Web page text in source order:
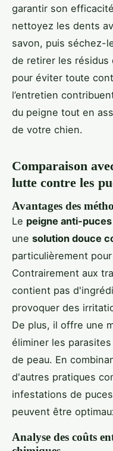
garantir son
nettoyez les dents
savon, puis séchez-
de retirer les résidus
pour éviter toute
l’entretien
du peigne tout en
de votre chien.
Comparaison
lutte contre les
Avantages des
Le peigne anti-
une solution douce
particulièrement
Contrairement aux
contient pas
provoquer des
De plus, il offre une
éliminer les
de peau. En
d'autres pratiques
infestations de
peuvent être
Analyse des coûts